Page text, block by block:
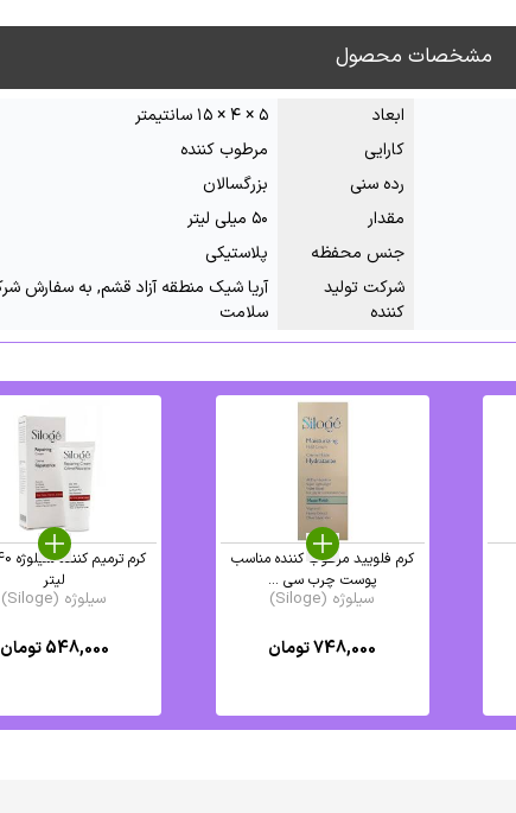
مشخصات محصول
ابعاد
۵ × ۴ × ۱۵ سانتیمتر
کارایی
مرطوب کننده
رده سنی
بزرگسالان
مقدار
۵۰ میلی لیتر
جنس محفظه
پلاستیکی
شرکت تولید
کننده
آریا شیک منطقه آزاد قشم, به سفارش
سلامت
کرم فلویید مرطوب کننده مناسب
پوست چرب سی ...
سیلوژه (Siloge)
748,000تومان
لیتر
سیلوژه (Siloge)
548,000تومان